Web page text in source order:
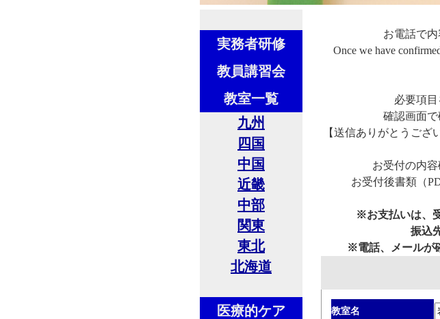
お電話で
Once we have
必要項
確認画面で
【送信ありがとうご
お受付の内
お受付後書類（
※お支払いは、
振込
※電話、メールが
教室名
実務者研修
教員講習会
教室一覧
九州
四国
中国
近畿
中部
関東
東北
北海道
医療的ケア